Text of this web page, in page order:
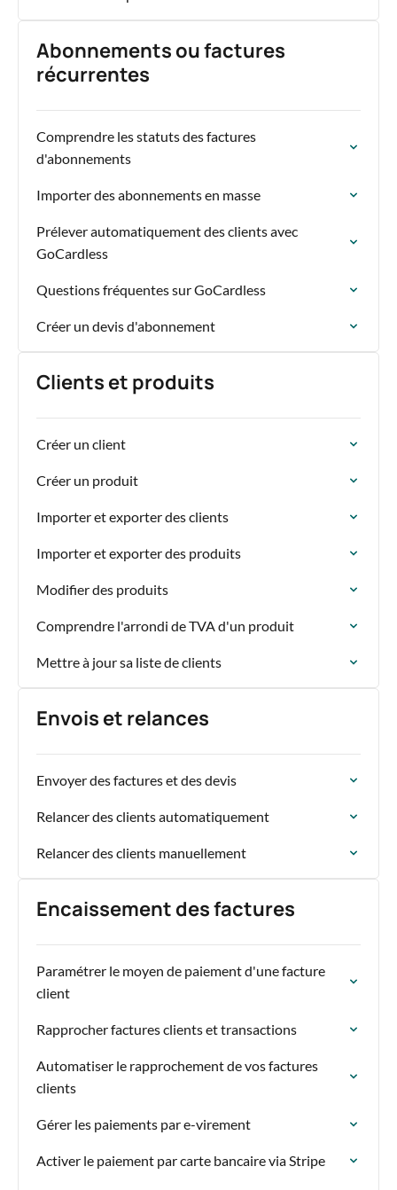
Abonnements ou factures
récurrentes
Comprendre les statuts des factures
d'abonnements
Importer des abonnements en masse
Prélever automatiquement des clients avec
GoCardless
Questions fréquentes sur GoCardless
Créer un devis d'abonnement
Clients et produits
Créer un client
Créer un produit
Importer et exporter des clients
Importer et exporter des produits
Modifier des produits
Comprendre l'arrondi de TVA d'un produit
Mettre à jour sa liste de clients
Envois et relances
Envoyer des factures et des devis
Relancer des clients automatiquement
Relancer des clients manuellement
Encaissement des factures
Paramétrer le moyen de paiement d'une facture
client
Rapprocher factures clients et transactions
Automatiser le rapprochement de vos factures
clients
Gérer les paiements par e-virement
Activer le paiement par carte bancaire via Stripe